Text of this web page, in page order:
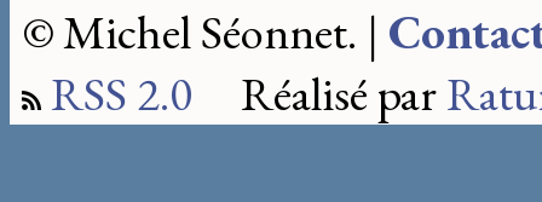
© Michel Séonnet. |
RSS 2.0 Réalisé par